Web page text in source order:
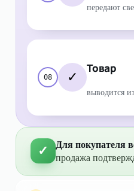
передают
08 ✓
Товар
выводится
✓ Для покупателя
продажа